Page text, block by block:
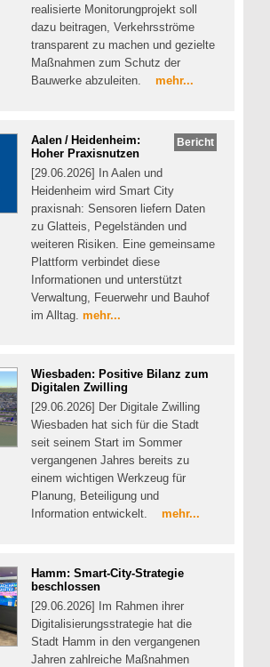
realisierte Monitorungprojekt soll
dazu beitragen, Verkehrsströme
transparent zu machen und gezielte
Maßnahmen zum Schutz der
Bauwerke abzuleiten. mehr...
Bericht
Aalen / Heidenheim:
Hoher Praxisnutzen
[29.06.2026] In Aalen und
Heidenheim wird Smart City
praxisnah: Sensoren liefern Daten
zu Glatteis, Pegelständen und
weiteren Risiken. Eine gemeinsame
Plattform verbindet diese
Informationen und unterstützt
Verwaltung, Feuerwehr und Bauhof
im Alltag. mehr...
Wiesbaden: Positive Bilanz zum
Digitalen Zwilling
[29.06.2026] Der Digitale Zwilling
Wiesbaden hat sich für die Stadt
seit seinem Start im Sommer
vergangenen Jahres bereits zu
einem wichtigen Werkzeug für
Planung, Beteiligung und
Information entwickelt. mehr...
Hamm: Smart-City-Strategie
beschlossen
[29.06.2026] Im Rahmen ihrer
Digitalisierungsstrategie hat die
Stadt Hamm in den vergangenen
Jahren zahlreiche Maßnahmen